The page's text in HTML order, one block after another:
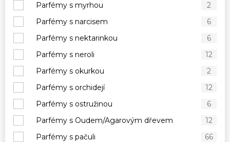
Parfémy s myrhou
2
Parfémy s narcisem
6
Parfémy s nektarinkou
6
Parfémy s neroli
12
Parfémy s okurkou
2
Parfémy s orchidejí
12
Parfémy s ostružinou
6
Parfémy s Oudem/Agarovým dřevem
12
Parfémy s pačuli
66